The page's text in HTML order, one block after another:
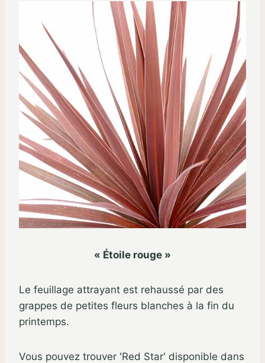
« Étoile rouge »
Le feuillage attrayant est rehaussé par des
grappes de petites fleurs blanches à la fin du
printemps.
Vous pouvez trouver 'Red Star' disponible dans